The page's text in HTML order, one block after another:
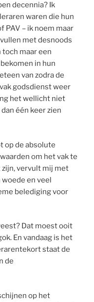
decennia? Ik
waren die hun
PAV – ik noem maar
met desnoods
maar een
in hun
van zodra de
godsdienst weer
het wellicht niet
één keer zien
op de absolute
om het vak te
vervult mij met
en veel
belediging voor
Dat moest ooit
En vandaag is het
staat de
de
op het